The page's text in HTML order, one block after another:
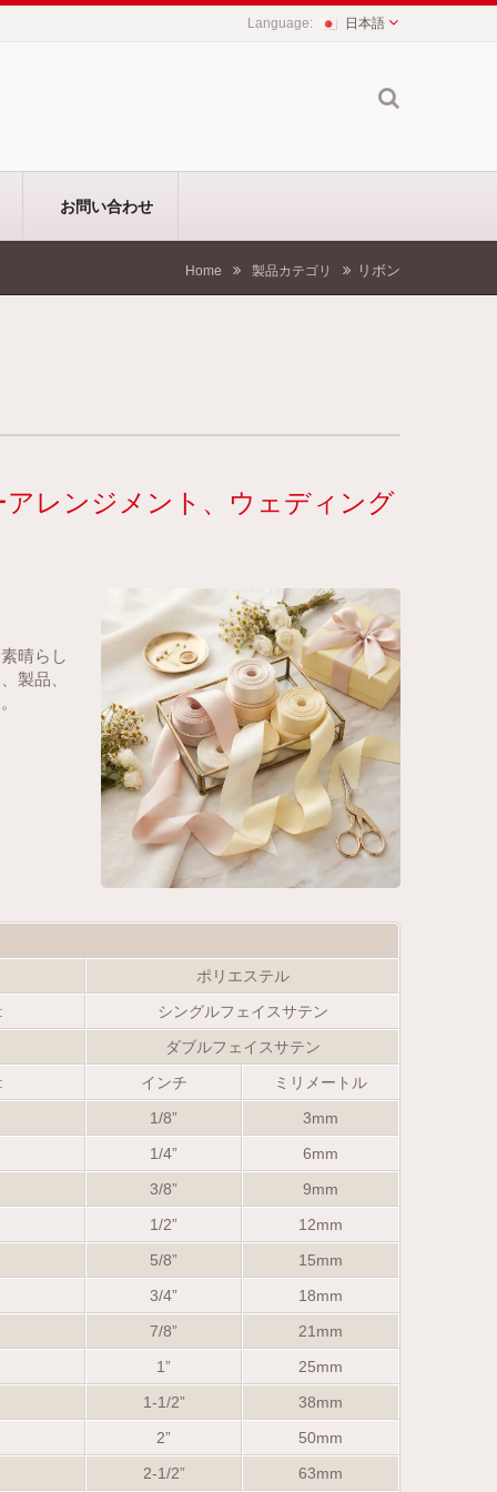
日本語
お問い合わせ
Home 製品カテゴリ リボン
レンジメント、ウェディング
晴らし
製品、
ポリエステル
シングルフェイスサテン
ダブルフェイスサテン
インチ
ミリメートル
1/8”
3mm
1/4”
6mm
3/8”
9mm
1/2”
12mm
5/8”
15mm
3/4”
18mm
7/8”
21mm
1”
25mm
1-1/2”
38mm
2”
50mm
2-1/2”
63mm